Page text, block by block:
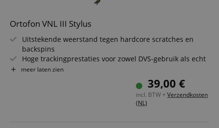
Ortofon VNL III Stylus
Uitstekende weerstand tegen hardcore scratches en
backspins
Hoge trackingprestaties voor zowel DVS-gebruik als echt
vinyl
Optimale balans tussen output en geluidskwaliteit
Bevat een VNL III stylus zonder VNL elementbody
meer laten zien
39,00 €
incl. BTW + Verzendkosten
(NL)